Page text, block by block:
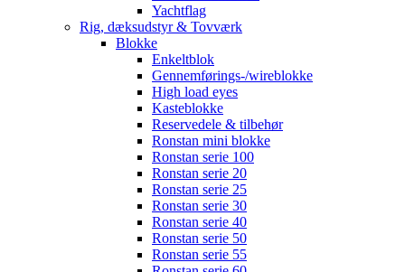
Yachtflag
Rig, dæksudstyr & Tovværk
Blokke
Enkeltblok
Gennemførings-/wireblokke
High load eyes
Kasteblokke
Reservedele & tilbehør
Ronstan mini blokke
Ronstan serie 100
Ronstan serie 20
Ronstan serie 25
Ronstan serie 30
Ronstan serie 40
Ronstan serie 50
Ronstan serie 55